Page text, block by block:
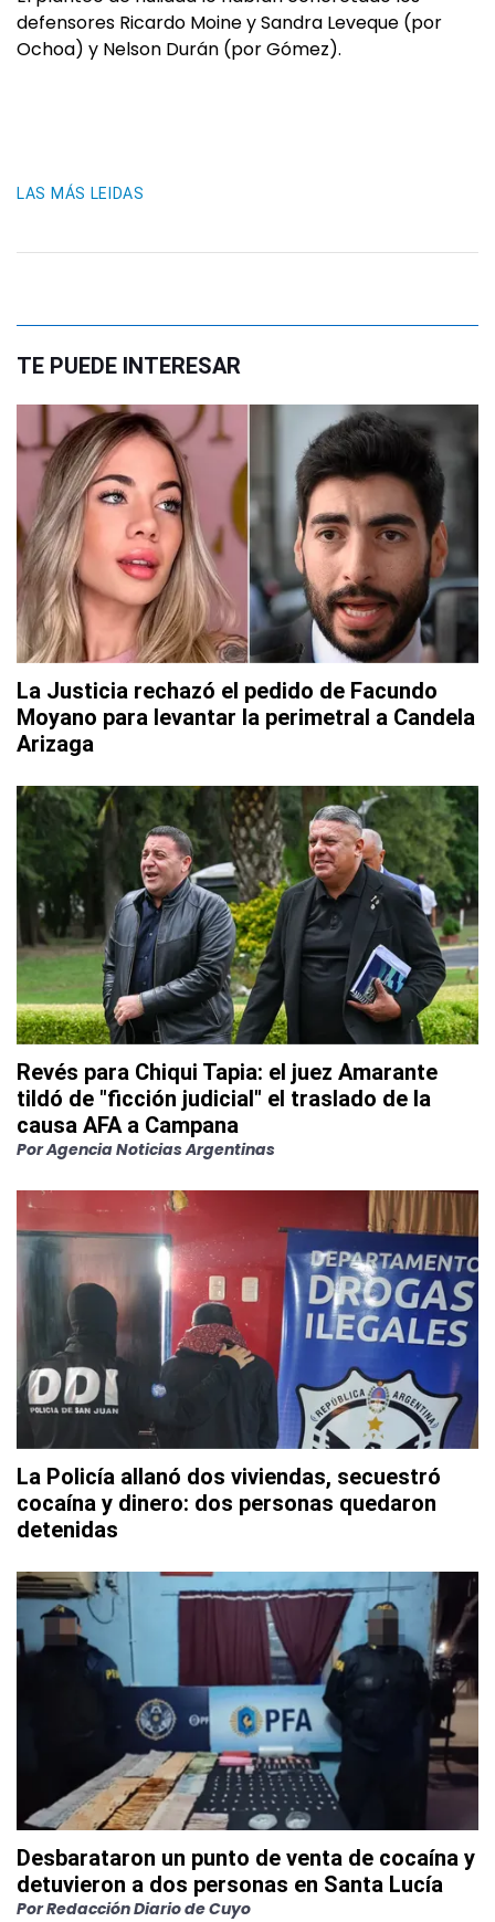
defensores Ricardo Moine y Sandra Leveque (por
Ochoa) y Nelson Durán (por Gómez).
LAS MÁS LEIDAS
TE PUEDE INTERESAR
La Justicia rechazó el pedido de Facundo
Moyano para levantar la perimetral a Candela
Arizaga
Revés para Chiqui Tapia: el juez Amarante
tildó de "ficción judicial" el traslado de la
causa AFA a Campana
PorAgencia Noticias Argentinas
La Policía allanó dos viviendas, secuestró
cocaína y dinero: dos personas quedaron
detenidas
Desbarataron un punto de venta de cocaína y
detuvieron a dos personas en Santa Lucía
PorRedacción Diario de Cuyo